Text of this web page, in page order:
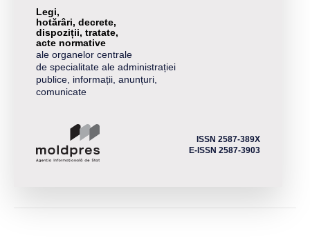
Legi,
hotărâri, decrete,
dispoziții, tratate,
acte normative
ale organelor centrale
de specialitate ale administrației
publice, informații, anunțuri,
comunicate
ISSN 2587-389X
E-ISSN 2587-3903